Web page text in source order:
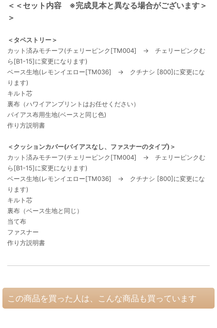
＜＜セット内容 ※完成見本と異なる場合がございます＞
＞
＜タペストリー＞
カット済みモチーフ(チェリーピンク[TM004] → チェリーピンクむ
ら[B1-15]に変更になります)
ベース生地(レモンイエロー[TM036] → クチナシ [800]に変更にな
ります)
キルト芯
裏布（ハワイアンプリントはお任せください）
バイアス布用生地(ベースと同じ色)
作り方説明書
＜クッションカバー(バイアスなし、ファスナーのタイプ)＞
カット済みモチーフ(チェリーピンク[TM004] → チェリーピンクむ
ら[B1-15]に変更になります)
ベース生地(レモンイエロー[TM036] → クチナシ [800]に変更にな
ります)
キルト芯
裏布（ベース生地と同じ）
当て布
ファスナー
作り方説明書
この商品を買った人は、こんな商品も買っています